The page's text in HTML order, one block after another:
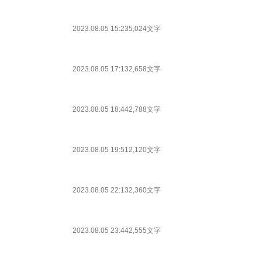
2023.08.05 15:235,024文字
2023.08.05 17:132,658文字
2023.08.05 18:442,788文字
2023.08.05 19:512,120文字
2023.08.05 22:132,360文字
2023.08.05 23:442,555文字